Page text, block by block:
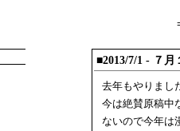
■2013/7/1 - ７月
去年もやりまし
今は絶賛原稿中
ないので今年は